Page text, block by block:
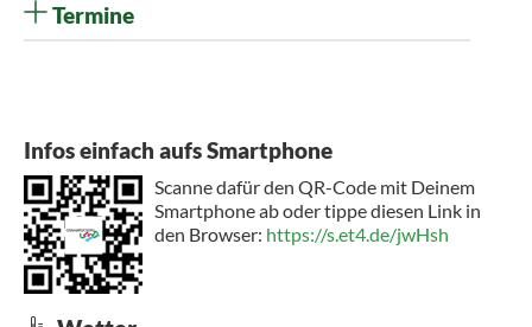
Termine
Infos einfach aufs Smartphone
Scanne dafür den QR-Code mit Deinem
Smartphone ab oder tippe diesen Link in
den Browser: https://s.et4.de/jwHsh